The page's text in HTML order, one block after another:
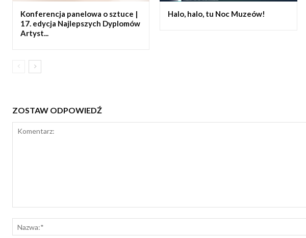
Konferencja panelowa o sztuce |
17. edycja Najlepszych Dyplomów
Artyst...
Halo, halo, tu Noc Muzeów!
ZOSTAW ODPOWIEDŹ